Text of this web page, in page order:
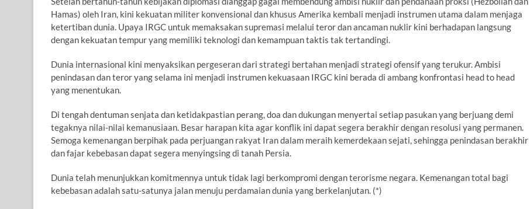
Hamas) oleh Iran, kini kekuatan militer konvensional dan khusus Amerika kembali menjadi instrumen utama dalam menjaga
ketertiban dunia. Upaya IRGC untuk memaksakan supremasi melalui teror dan ancaman nuklir kini berhadapan langsung
dengan kekuatan tempur yang memiliki teknologi dan kemampuan taktis tak tertandingi.
Dunia internasional kini menyaksikan pergeseran dari strategi bertahan menjadi strategi ofensif yang terukur. Ambisi
penindasan dan teror yang selama ini menjadi instrumen kekuasaan IRGC kini berada di ambang konfrontasi head to head
yang menentukan.
Di tengah dentuman senjata dan ketidakpastian perang, doa dan dukungan menyertai setiap pasukan yang berjuang demi
tegaknya nilai-nilai kemanusiaan. Besar harapan kita agar konflik ini dapat segera berakhir dengan resolusi yang permanen.
Semoga kemenangan berpihak pada perjuangan rakyat Iran dalam meraih kemerdekaan sejati, sehingga penindasan berakhir
dan fajar kebebasan dapat segera menyingsing di tanah Persia.
Dunia telah menunjukkan komitmennya untuk tidak lagi berkompromi dengan terorisme negara. Kemenangan total bagi
kebebasan adalah satu-satunya jalan menuju perdamaian dunia yang berkelanjutan. (*)